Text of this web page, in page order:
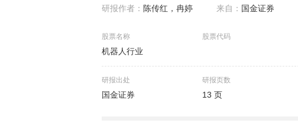
研报作者： 陈传红，冉婷 来自： 国金证券
股票名称
机器人行业
股票代码
研报出处
国金证券
研报页数
13 页